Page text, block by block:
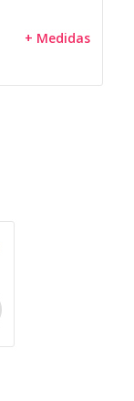
+ Medidas